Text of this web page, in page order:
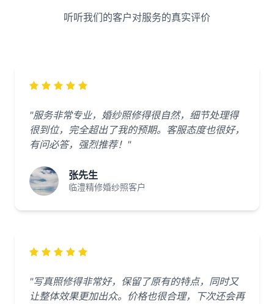
听听我们的客户对服务的真实评价
"服务非常专业，婚纱照修得很自然，细节处理得
很到位，完全超出了我的预期。客服态度也很好，
有问必答，强烈推荐！"
张先生
临澧精修婚纱照客户
"写真照修得非常好，保留了原有的特点，同时又
让整体效果更加出众。价格也很合理，下次还会再